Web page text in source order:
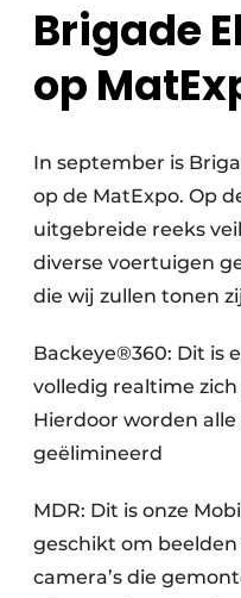
Brigade
op
In september is
op de MatExpo. Op
uitgebreide reeks
diverse voertuigen
die wij zullen tonen
Backeye®360: Dit is
volledig realtime
Hierdoor worden
geëlimineerd
MDR: Dit is onze
geschikt om
camera’s die